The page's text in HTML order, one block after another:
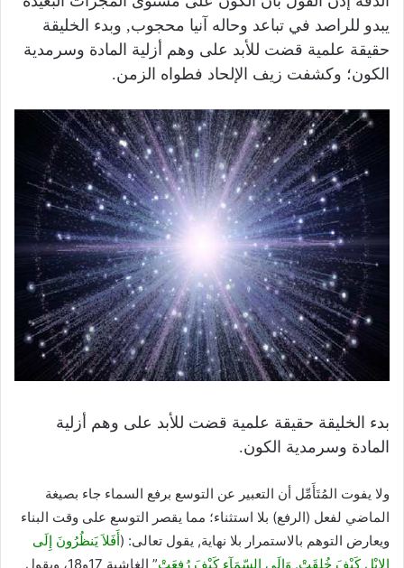
يبدو للراصد في تباعد وحاله آنيا محجوب, وبدء الخليقة
حقيقة علمية قضت للأبد على وهم أزلية المادة وسرمدية
الكون؛ وكشفت زيف الإلحاد فطواه الزمن.
بدء الخليقة حقيقة علمية قضت للأبد على وهم أزلية
المادة وسرمدية الكون.
ولا يفوت المُتَأَمِّل أن التعبير عن التوسع برفع السماء جاء بصيغة
الماضي لفعل (الرفع) بلا استثناء؛ مما يقصر التوسع على وقت البناء
ويعارض التوهم بالاستمرار بلا نهاية, يقول تعالى: (أَفَلاَ يَنظُرُونَ إِلَى
الإِبْلِ كَيْفَ خُلِقَتْ. وَإِلَى السّمَآءِ كَيْفَ رُفِعَتْ
” الغاشية 17و18، ويقول